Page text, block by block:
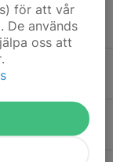
för att vår
De används
oss att